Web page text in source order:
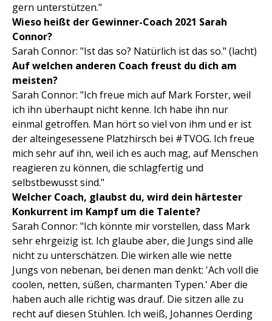
gern unterstützen."
Wieso heißt der Gewinner-Coach 2021 Sarah
Connor?
Sarah Connor: "Ist das so? Natürlich ist das so." (lacht)
Auf welchen anderen Coach freust du dich am
meisten?
Sarah Connor: "Ich freue mich auf Mark Forster, weil
ich ihn überhaupt nicht kenne. Ich habe ihn nur
einmal getroffen. Man hört so viel von ihm und er ist
der alteingesessene Platzhirsch bei #TVOG. Ich freue
mich sehr auf ihn, weil ich es auch mag, auf Menschen
reagieren zu können, die schlagfertig und
selbstbewusst sind."
Welcher Coach, glaubst du, wird dein härtester
Konkurrent im Kampf um die Talente?
Sarah Connor: "Ich könnte mir vorstellen, dass Mark
sehr ehrgeizig ist. Ich glaube aber, die Jungs sind alle
nicht zu unterschätzen. Die wirken alle wie nette
Jungs von nebenan, bei denen man denkt: 'Ach voll die
coolen, netten, süßen, charmanten Typen.' Aber die
haben auch alle richtig was drauf. Die sitzen alle zu
recht auf diesen Stühlen. Ich weiß, Johannes Oerding